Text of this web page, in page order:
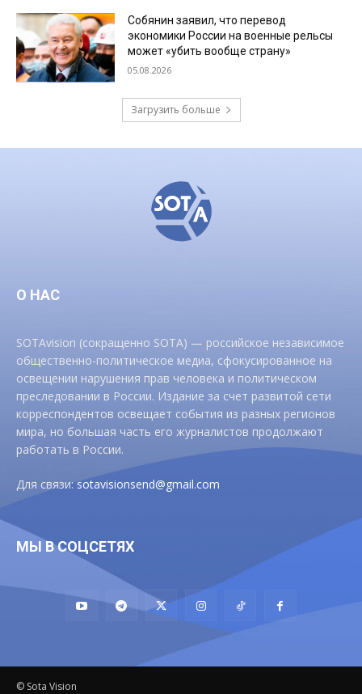
Собянин заявил, что перевод
экономики России на военные рельсы
может «убить вообще страну»
05.08.2026
Загрузить больше
О НАС
SOTAvision (сокращенно SOTA) — российское независимое
общественно-политическое медиа, сфокусированное на
освещении нарушения прав человека и политическом
преследовании в России. Издание за счет развитой сети
корреспондентов освещает события из разных регионов
мира, но большая часть его журналистов продолжают
работать в России.
Для связи:sotavisionsend@gmail.com
МЫ В СОЦСЕТЯХ
© Sota Vision